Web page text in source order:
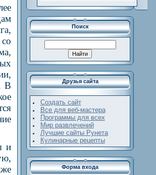
В
и
Поиск
Друзья сайта
Создать сайт
Все для веб-мастера
Программы для всех
Мир развлечений
Лучшие сайты Рунета
Кулинарные рецепты
Форма входа